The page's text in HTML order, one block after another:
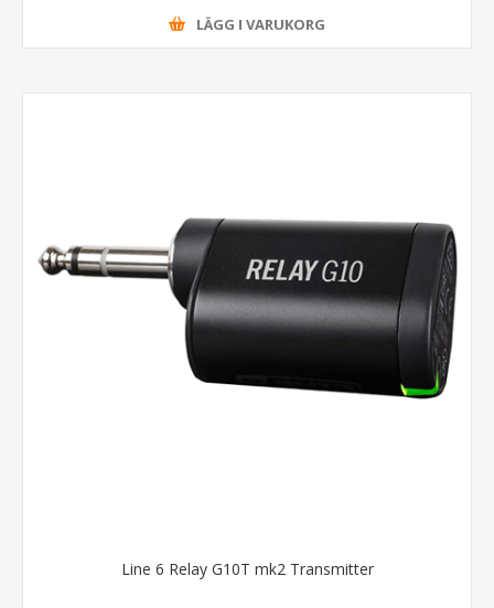
LÄGG I VARUKORG
Line 6 Relay G10T mk2 Transmitter